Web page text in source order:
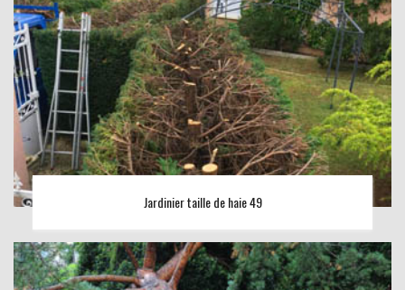
Jardinier taille de haie 49